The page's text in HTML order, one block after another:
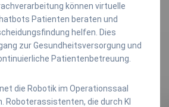
können virtuelle
Patienten beraten und
helfen. Dies
zur Gesundheitsversorgung und
Patientenbetreuung.
die Robotik im Operationssaal
Roboterassistenten, die durch KI